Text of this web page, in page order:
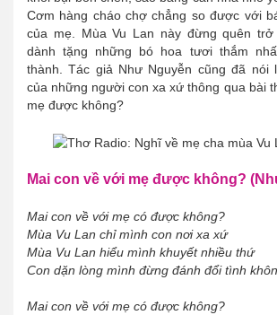
Cơm hàng cháo chợ chẳng so được với
của mẹ. Mùa Vu Lan này đừng quên
dành tặng những bó hoa tươi thắm
thành. Tác giả Như Nguyễn cũng đã nói
của những người con xa xứ thông qua bài
mẹ được không?
Mai con về với mẹ được không?
Mai con về với mẹ có được không?
Mùa Vu Lan chỉ mình con nơi xa xứ
Mùa Vu Lan hiểu mình khuyết nhiều thứ
Con dặn lòng mình đừng đánh đổi tình
Mai con về với mẹ có được không?